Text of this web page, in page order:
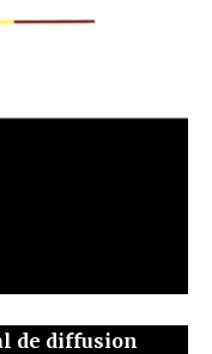
de diffusion